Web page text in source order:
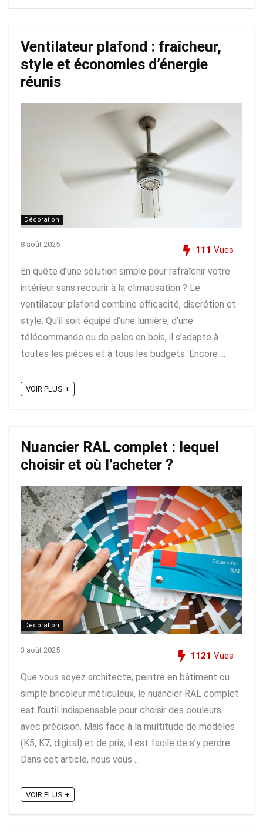
Ventilateur plafond : fraîcheur,
style et économies d’énergie
réunis
Décoration
8 août 2025
111 Vues
En quête d’une solution simple pour rafraîchir votre
intérieur sans recourir à la climatisation ? Le
ventilateur plafond combine efficacité, discrétion et
style. Qu’il soit équipé d’une lumière, d’une
télécommande ou de pales en bois, il s’adapte à
toutes les pièces et à tous les budgets. Encore ...
VOIR PLUS +
Nuancier RAL complet : lequel
choisir et où l’acheter ?
Décoration
3 août 2025
1121 Vues
Que vous soyez architecte, peintre en bâtiment ou
simple bricoleur méticuleux, le nuancier RAL complet
est l’outil indispensable pour choisir des couleurs
avec précision. Mais face à la multitude de modèles
(K5, K7, digital) et de prix, il est facile de s’y perdre.
Dans cet article, nous vous ...
VOIR PLUS +